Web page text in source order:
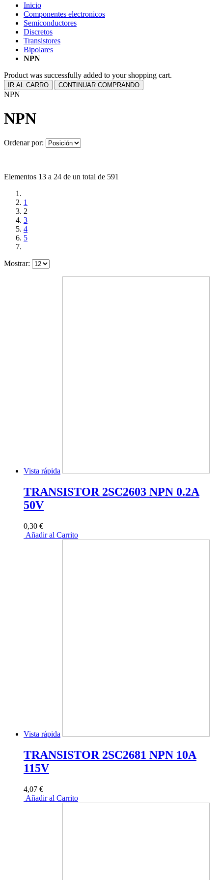
Inicio
Componentes electronicos
Semiconductores
Discretos
Transistores
Bipolares
NPN
Product was successfully added to your shopping cart.
IR AL CARRO CONTINUAR COMPRANDO
NPN
NPN
Ordenar por:
Elementos 13 a 24 de un total de 591
1
2
3
4
5
Mostrar:
Vista rápida
TRANSISTOR 2SC2603 NPN 0.2A
50V
0,30 €
Añadir al Carrito
Vista rápida
TRANSISTOR 2SC2681 NPN 10A
115V
4,07 €
Añadir al Carrito